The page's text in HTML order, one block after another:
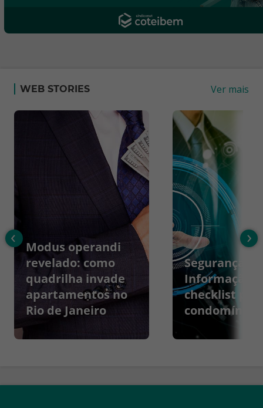
WEB STORIES Ver mais
Modus operandi
revelado: como
quadrilha invade
apartamentos no
Rio de Janeiro
Segurança da
Informação:
checklist
condomínios
‹ ›